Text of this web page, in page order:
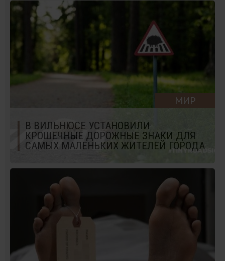
МИР
В ВИЛЬНЮСЕ УСТАНОВИЛИ
КРОШЕЧНЫЕ ДОРОЖНЫЕ ЗНАКИ ДЛЯ
САМЫХ МАЛЕНЬКИХ ЖИТЕЛЕЙ ГОРОДА